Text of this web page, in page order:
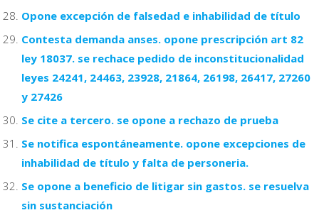
Opone excepción de falsedad e inhabilidad de título
Contesta demanda anses. opone prescripción art 82
ley 18037. se rechace pedido de inconstitucionalidad
leyes 24241, 24463, 23928, 21864, 26198, 26417, 27260
y 27426
Se cite a tercero. se opone a rechazo de prueba
Se notifica espontáneamente. opone excepciones de
inhabilidad de título y falta de personeria.
Se opone a beneficio de litigar sin gastos. se resuelva
sin sustanciación